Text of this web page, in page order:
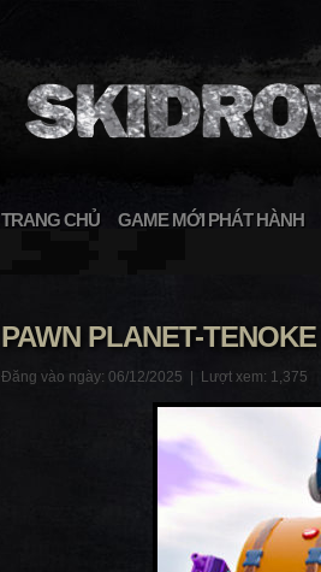
TRANG CHỦ GAME MỚI PHÁT HÀNH
PAWN PLANET-TENOKE
Đăng vào ngày: 06/12/2025 | Lượt xem: 1,375